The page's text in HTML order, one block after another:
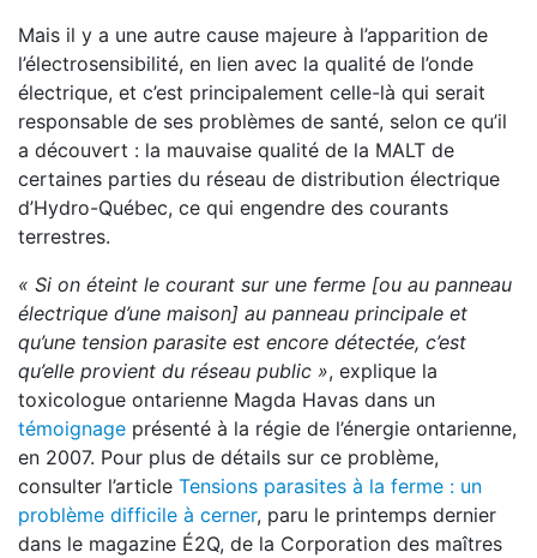
Mais il y a une autre cause majeure à l’apparition de
l’électrosensibilité, en lien avec la qualité de l’onde
électrique, et c’est principalement celle-là qui serait
responsable de ses problèmes de santé, selon ce qu’il
a découvert : la mauvaise qualité de la MALT de
certaines parties du réseau de distribution électrique
d’Hydro-Québec, ce qui engendre des courants
terrestres.
« Si on éteint le courant sur une ferme [ou au panneau
électrique d’une maison] au panneau principale et
qu’une tension parasite est encore détectée, c’est
qu’elle provient du réseau public », explique la
toxicologue ontarienne Magda Havas dans un
témoignage présenté à la régie de l’énergie ontarienne,
en 2007. Pour plus de détails sur ce problème,
consulter l’article Tensions parasites à la ferme : un
problème difficile à cerner, paru le printemps dernier
dans le magazine É2Q, de la Corporation des maîtres